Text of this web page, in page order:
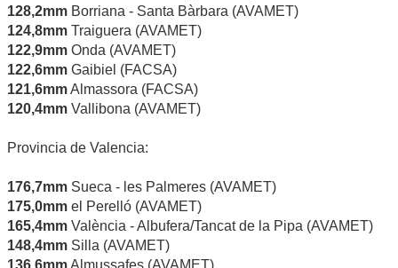
128,2mm Borriana - Santa Bàrbara (AVAMET)
124,8mm Traiguera (AVAMET)
122,9mm Onda (AVAMET)
122,6mm Gaibiel (FACSA)
121,6mmAlmassora (FACSA)
120,4mm Vallibona (AVAMET)
Provincia de Valencia:
176,7mm Sueca - les Palmeres (AVAMET)
175,0mm el Perelló (AVAMET)
165,4mm València - Albufera/Tancat de la Pipa (AVAMET)
148,4mm Silla (AVAMET)
136,6mm Almussafes (AVAMET)